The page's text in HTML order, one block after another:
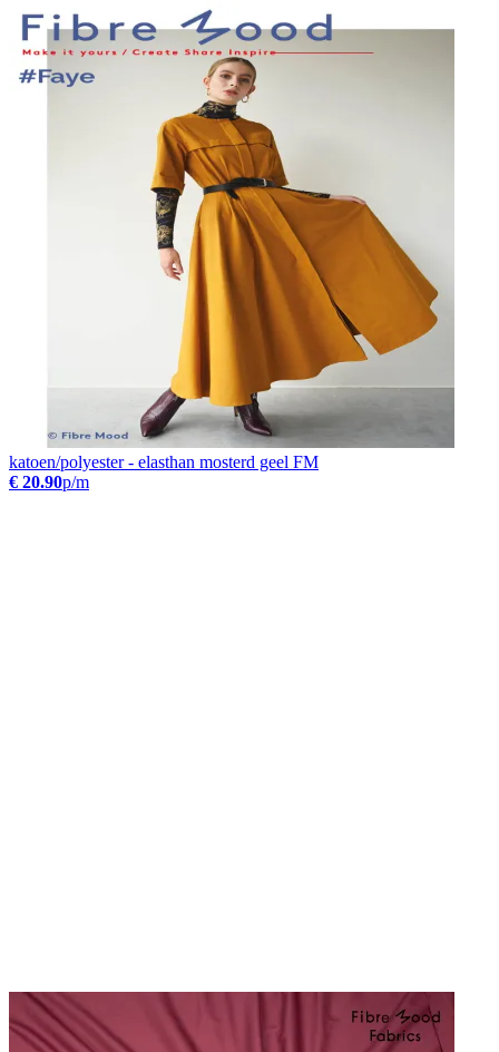
katoen/polyester - elasthan mosterd geel FM
€ 20.90p/m